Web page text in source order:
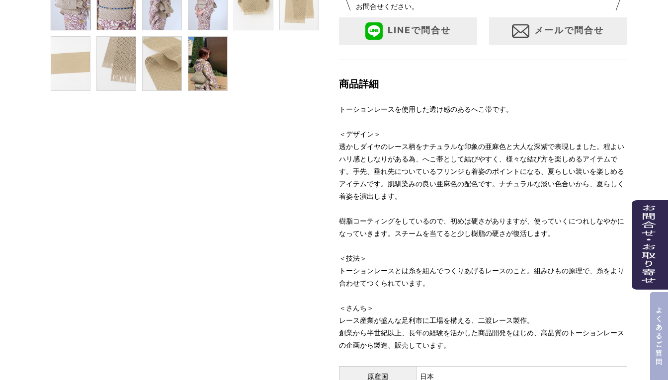
お問合せください。
LINEで問合せ メールで問合せ
商品詳細
トーションレースを使用した透け感のあるへこ帯です。
＜デザイン＞
透かしダイヤのレース柄をナチュラルな印象の亜麻色と大人な深紫で表現しました。程よい
ハリ感としなりがある為、へこ帯として結びやすく、様々な結び方を楽しめるアイテムで
す。手先、垂れ先についているフリンジも着姿のポイントになる、夏らしい装いを楽しめる
アイテムです。肌馴染みの良い亜麻色の配色です。ナチュラルな淡い色合いから、夏らしく
着姿を演出します。
樹脂コーティングをしているので、初めは硬さがありますが、使っていくにつれしなやかに
なっていきます。スチームを当てると少し樹脂の硬さが復活します。
＜技法＞
トーションレースとは糸を組んでつくりあげるレースのこと。組みひもの原理で、糸をより
合わせてつくられています。
＜さんち＞
レース産業が盛んな足利市に工場を構える、二渡レース製作。
創業から半世紀以上、長年の経験を活かした商品開発をはじめ、高品質のトーションレース
の企画から製造、販売しています。
原産国 日本